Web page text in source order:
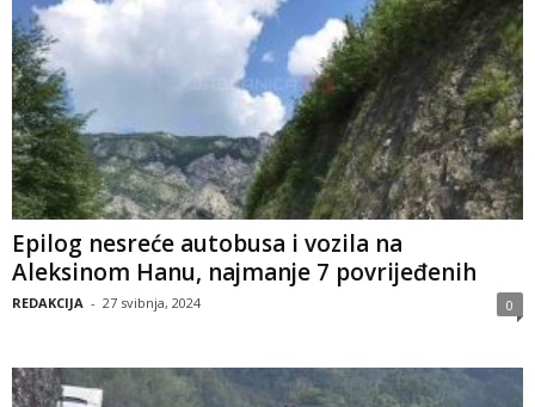
Epilog nesreće autobusa i vozila na
Aleksinom Hanu, najmanje 7 povrijeđenih
REDAKCIJA - 27 svibnja, 2024 0